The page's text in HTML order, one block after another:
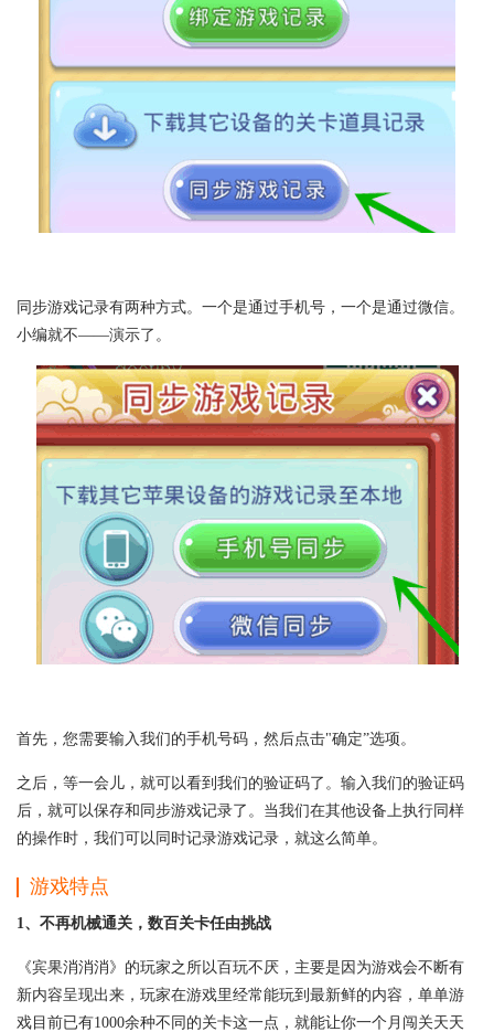
同步游戏记录有两种方式。一个是通过手机号，一个是通过微信。
小编就不――演示了。
首先，您需要输入我们的手机号码，然后点击"确定”选项。
之后，等一会儿，就可以看到我们的验证码了。输入我们的验证码
后，就可以保存和同步游戏记录了。当我们在其他设备上执行同样
的操作时，我们可以同时记录游戏记录，就这么简单。
游戏特点
1、不再机械通关，数百关卡任由挑战
《宾果消消消》的玩家之所以百玩不厌，主要是因为游戏会不断有
新内容呈现出来，玩家在游戏里经常能玩到最新鲜的内容，单单游
戏目前已有1000余种不同的关卡这一点，就能让你一个月闯关天天